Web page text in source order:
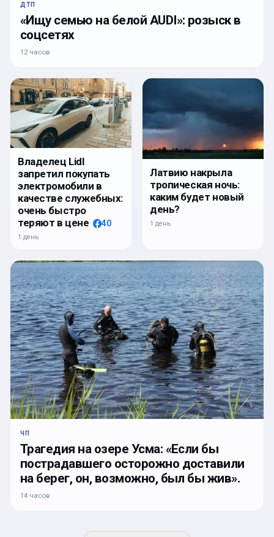
ДТП
«Ищу семью на белой AUDI»: розыск в
соцсетях
12 часов
Владелец Lidl
запретил покупать
электромобили в
качестве служебных:
очень быстро
теряют в цене
40
1 день
Латвию накрыла
тропическая ночь:
каким будет новый
день?
1 день
ЧП
Трагедия на озере Усма: «Если бы
пострадавшего осторожно доставили
на берег, он, возможно, был бы жив».
14 часов